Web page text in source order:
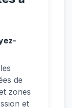
de
zones
et